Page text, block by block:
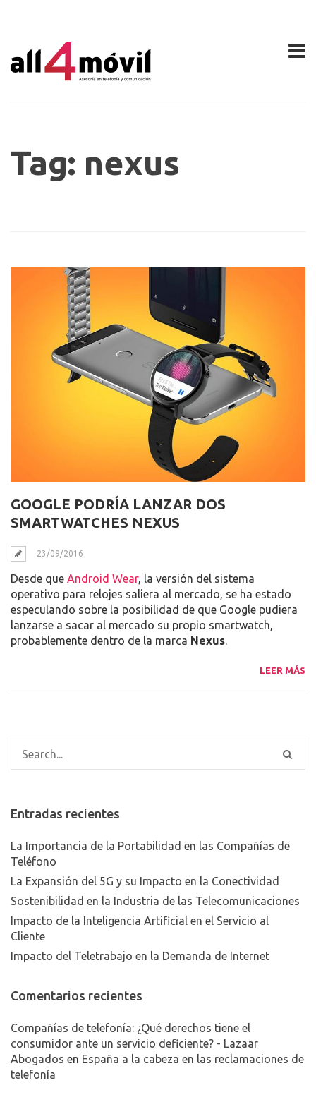
Tag: nexus
GOOGLE PODRÍA LANZAR DOS
SMARTWATCHES NEXUS
23/09/2016
Desde que Android Wear, la versión del sistema
operativo para relojes saliera al mercado, se ha estado
especulando sobre la posibilidad de que Google pudiera
lanzarse a sacar al mercado su propio smartwatch,
probablemente dentro de la marca Nexus.
LEER MÁS
Entradas recientes
La Importancia de la Portabilidad en las Compañías de
Teléfono
La Expansión del 5G y su Impacto en la Conectividad
Sostenibilidad en la Industria de las Telecomunicaciones
Impacto de la Inteligencia Artificial en el Servicio al
Cliente
Impacto del Teletrabajo en la Demanda de Internet
Comentarios recientes
Compañías de telefonía: ¿Qué derechos tiene el
consumidor ante un servicio deficiente? - Lazaar
Abogados en España a la cabeza en las reclamaciones de
telefonía